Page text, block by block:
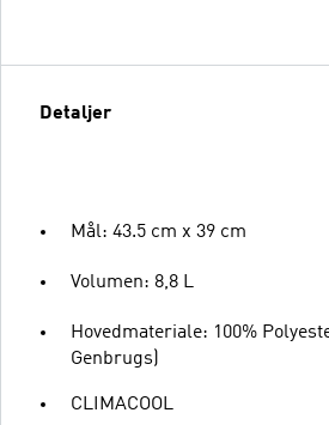
Detaljer
Mål: 43.5 cm x 39 cm
Volumen: 8,8 L
Hovedmateriale: 100%
Genbrugs)
CLIMACOOL